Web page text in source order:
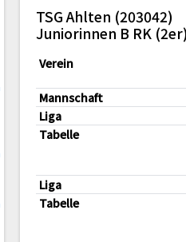
TSG Ahlten (203042)
Juniorinnen B RK
Verein
Mannschaft
Liga
Tabelle
Liga
Tabelle